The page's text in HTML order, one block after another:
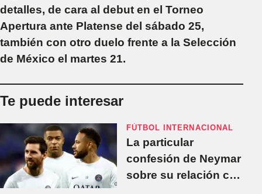
detalles, de cara al debut en el Torneo
Apertura ante Platense del sábado 25,
también con otro duelo frente a la Selección
de México el martes 21.
Te puede interesar
FÚTBOL INTERNACIONAL
La particular
confesión de Neymar
sobre su relación con